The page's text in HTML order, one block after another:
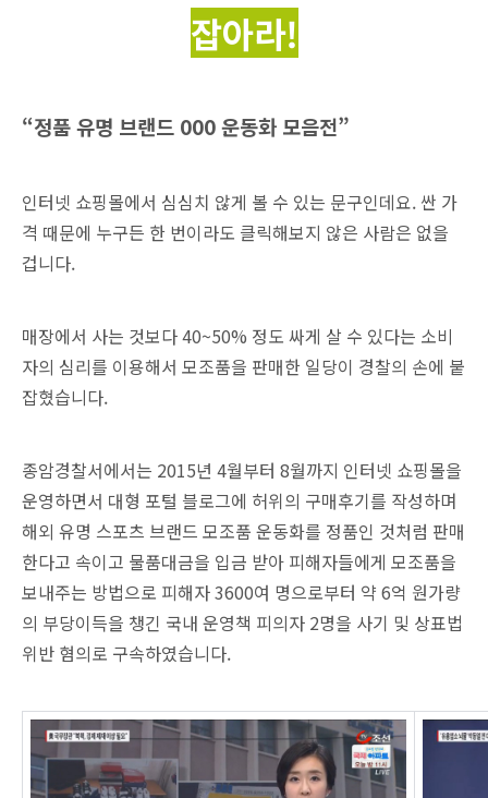
잡아라!
“정품 유명 브랜드 000 운동화 모음전”
인터넷 쇼핑몰에서 심심치 않게 볼 수 있는 문구인데요. 싼 가
격 때문에 누구든 한 번이라도 클릭해보지 않은 사람은 없을
겁니다.
매장에서 사는 것보다 40~50% 정도 싸게 살 수 있다는 소비
자의 심리를 이용해서 모조품을 판매한 일당이 경찰의 손에 붙
잡혔습니다.
종암경찰서에서는 2015년 4월부터 8월까지 인터넷 쇼핑몰을
운영하면서 대형 포털 블로그에 허위의 구매후기를 작성하며
해외 유명 스포츠 브랜드 모조품 운동화를 정품인 것처럼 판매
한다고 속이고 물품대금을 입금 받아 피해자들에게 모조품을
보내주는 방법으로 피해자 3600여 명으로부터 약 6억 원가량
의 부당이득을 챙긴 국내 운영책 피의자 2명을 사기 및 상표법
위반 혐의로 구속하였습니다.